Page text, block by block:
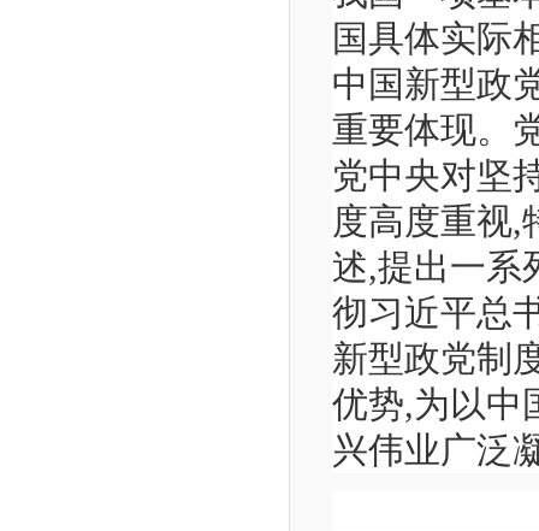
国具体实际
中国新型政
重要体现。
党中央对坚
度高度重视,
述,提出一系
彻习近平总
新型政党制
优势,为以中
兴伟业广泛